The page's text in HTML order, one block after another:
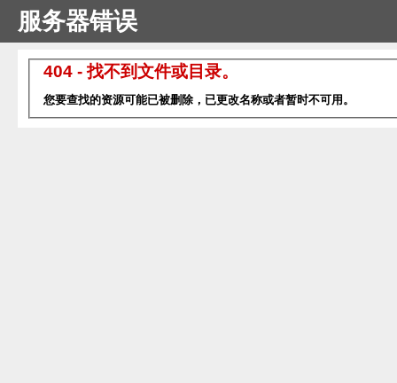
服务器错误
404 - 找不到文件或目录。
您要查找的资源可能已被删除，已更改名称或者暂时不可用。